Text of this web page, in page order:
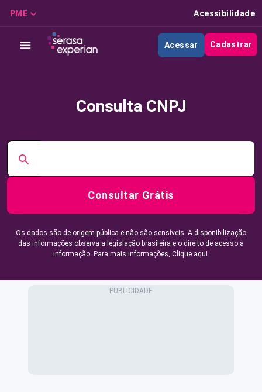
PME Acessibilidade
Acessar Cadastrar
Consulta CNPJ
Consultar Grátis
Os dados são de origem pública e não são sensíveis. A disponibilização
das informações observa a legislação brasileira e o direito de acesso à
informação. Para mais informações, Clique aqui.